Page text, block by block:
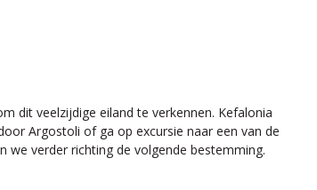
dit veelzijdige eiland te verkennen. Kefalonia
Argostoli of ga op excursie naar een van de
we verder richting de volgende bestemming.